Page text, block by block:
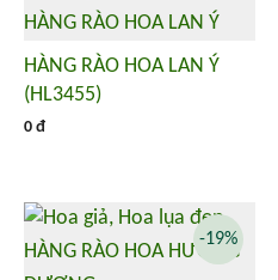
HÀNG RÀO HOA LAN Ý
(HL3455)
0 đ
-19%